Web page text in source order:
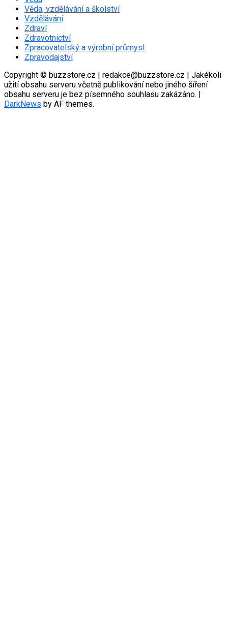
Věda, vzdělávání a školství
Vzdělávání
Zdraví
Zdravotnictví
Zpracovatelský a výrobní průmysl
Zpravodajství
Copyright © buzzstore.cz | redakce@buzzstore.cz | Jakékoli
užití obsahu serveru včetně publikování nebo jiného šíření
obsahu serveru je bez písemného souhlasu zakázáno. |
DarkNews by AF themes.